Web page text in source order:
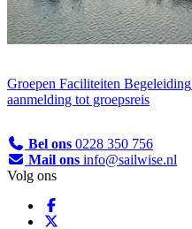
Groepen Faciliteiten Begeleiding
aanmelding tot groepsreis
Bel ons 0228 350 756
Mail ons info@sailwise.nl
Volg ons